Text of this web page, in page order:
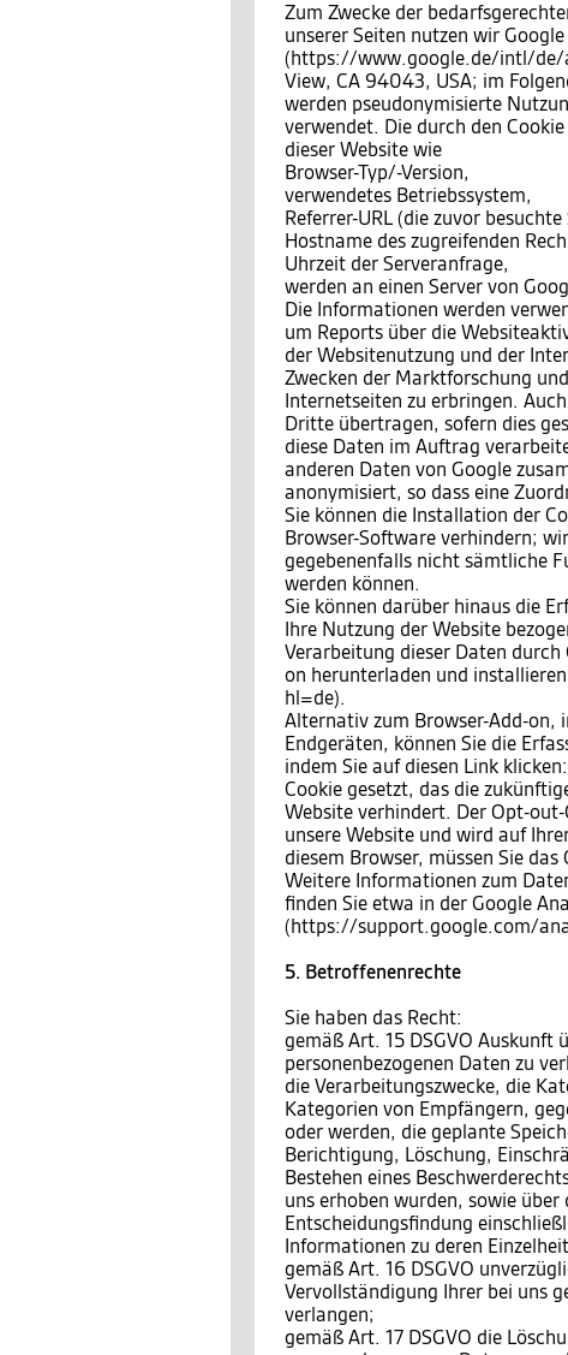
Zum Zwecke der
unserer Seiten nutzen wir
(https://www.google.de/intl/de/
View, CA 94043, USA; im
werden pseudonymisierte
verwendet. Die durch den
dieser Website wie
Browser-Typ/-Version,
verwendetes Betriebssystem,
Referrer-URL (die zuvor besuchte
Hostname des zugreifenden
Uhrzeit der Serveranfrage,
werden an einen Server von
Die Informationen werden
um Reports über die
der Websitenutzung und der
Zwecken der Marktforschung
Internetseiten zu erbringen.
Dritte übertragen, sofern dies
diese Daten im Auftrag
anderen Daten von Google
anonymisiert, so dass eine
Sie können die Installation der
Browser-Software verhindern;
gegebenenfalls nicht sämtliche
werden können.
Sie können darüber hinaus die
Ihre Nutzung der Website
Verarbeitung dieser Daten durch
on herunterladen und
hl=de).
Alternativ zum Browser-Add-on,
Endgeräten, können Sie die
indem Sie auf diesen Link klicken:
Cookie gesetzt, das die
Website verhindert. Der Opt-
unsere Website und wird auf
diesem Browser, müssen Sie
Weitere Informationen zum
finden Sie etwa in der Google
(https://support.google.com/
5. Betroffenenrechte
Sie haben das Recht:
gemäß Art. 15 DSGVO Auskunft
personenbezogenen Daten zu
die Verarbeitungszwecke, die
Kategorien von Empfängern,
oder werden, die geplante
Berichtigung, Löschung,
Bestehen eines
uns erhoben wurden, sowie
Entscheidungsfindung
Informationen zu deren
gemäß Art. 16 DSGVO
Vervollständigung Ihrer bei uns
verlangen;
gemäß Art. 17 DSGVO die